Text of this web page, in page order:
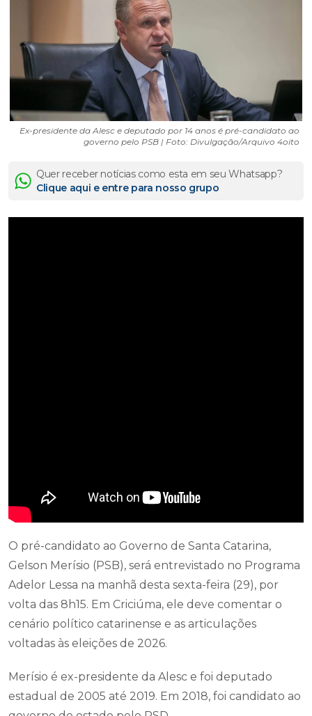
Ex-presidente da Alesc e deputado por 14 anos é pré-candidato ao
governo pelo PSB | Foto: Divulgação/Arquivo 4oito
Quer receber notícias como esta em seu Whatsapp?
Clique aqui e entre para nosso grupo
O pré-candidato ao Governo de Santa Catarina,
Gelson Merísio (PSB), será entrevistado no Programa
Adelor Lessa na manhã desta sexta-feira (29), por
volta das 8h15. Em Criciúma, ele deve comentar o
cenário político catarinense e as articulações
voltadas às eleições de 2026.
Merísio é ex-presidente da Alesc e foi deputado
estadual de 2005 até 2019. Em 2018, foi candidato ao